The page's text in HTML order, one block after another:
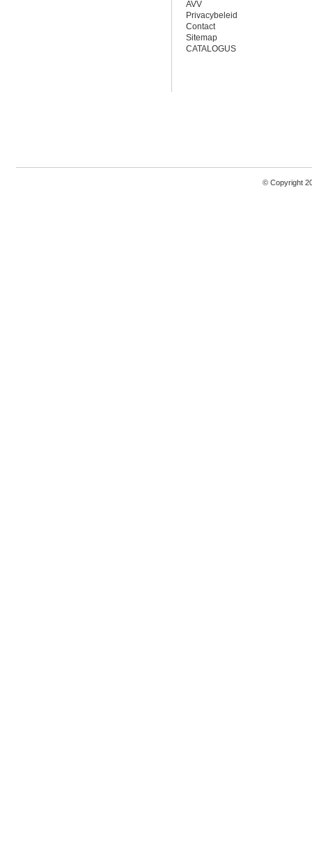
AVV
Privacybeleid
Contact
Sitemap
CATALOGUS
© Copyright